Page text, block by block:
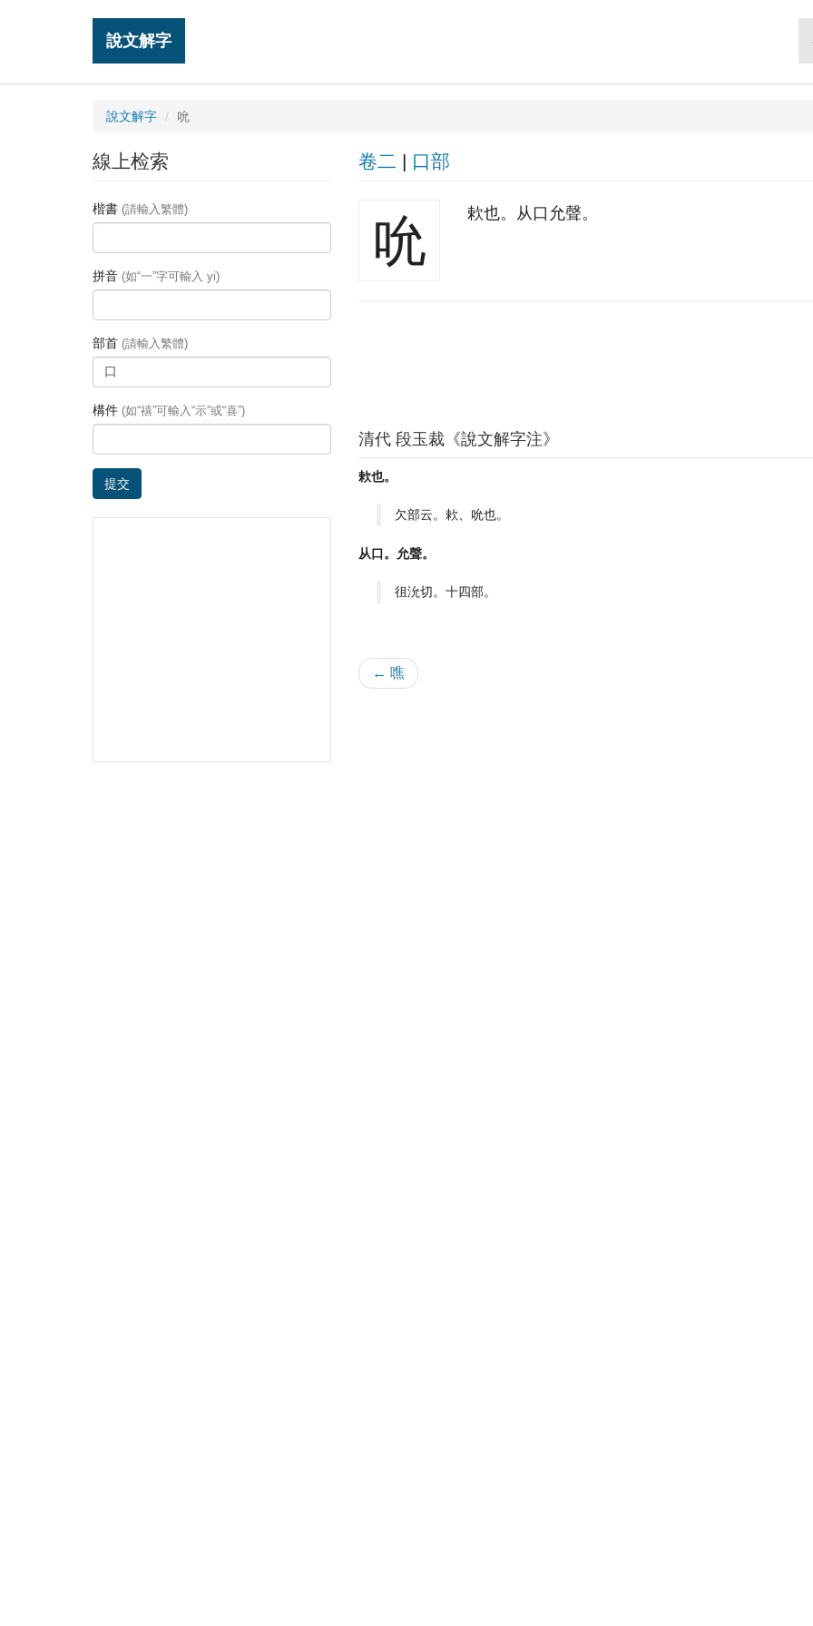
說文解字
說文解字 吮
卷二 | 口部
吮 欶也。从口允聲。
清代 段玉裁《說文解字注》
欶也。
欠部云。欶、吮也。
从口。允聲。
徂沇切。十四部。
← 噍
線上检索
楷書 (請輸入繁體)
拼音 (如“一”字可輸入 yi)
部首 (請輸入繁體)
構件 (如“禧”可輸入“示”或“喜”)
提交